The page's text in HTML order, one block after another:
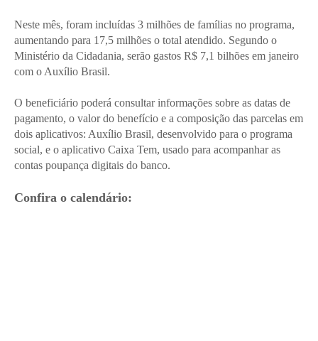
Neste mês, foram incluídas 3 milhões de famílias no programa,
aumentando para 17,5 milhões o total atendido. Segundo o
Ministério da Cidadania, serão gastos R$ 7,1 bilhões em janeiro
com o Auxílio Brasil.
O beneficiário poderá consultar informações sobre as datas de
pagamento, o valor do benefício e a composição das parcelas em
dois aplicativos: Auxílio Brasil, desenvolvido para o programa
social, e o aplicativo Caixa Tem, usado para acompanhar as
contas poupança digitais do banco.
Confira o calendário: